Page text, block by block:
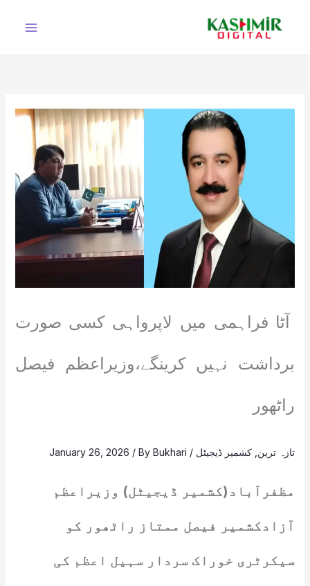
آٹا فراہمی میں لاپرواہی کسی صورت
برداشت نہیں کرینگے،وزیراعظم فیصل
راٹھور
تازہ ترین کشمیر ڈیجیٹل /
January 26, 2026 / ByBukhari
مظفرآباد(کشمیر ڈیجیٹل) وزیراعظم
آزادکشمیر فیصل ممتاز راٹھور کو
سیکرٹری خوراک سردار سہیل اعظم کی